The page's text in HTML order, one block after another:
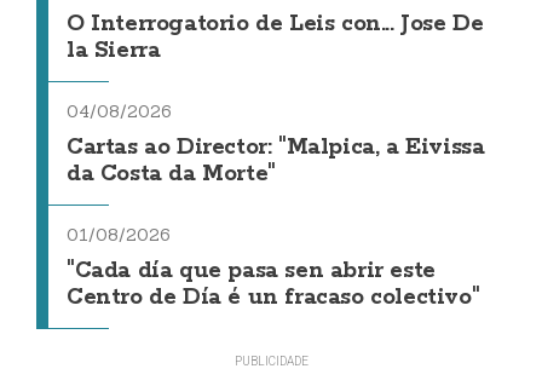
O Interrogatorio de Leis con... Jose De
la Sierra
04/08/2026
Cartas ao Director: "Malpica, a Eivissa
da Costa da Morte"
01/08/2026
"Cada día que pasa sen abrir este
Centro de Día é un fracaso colectivo"